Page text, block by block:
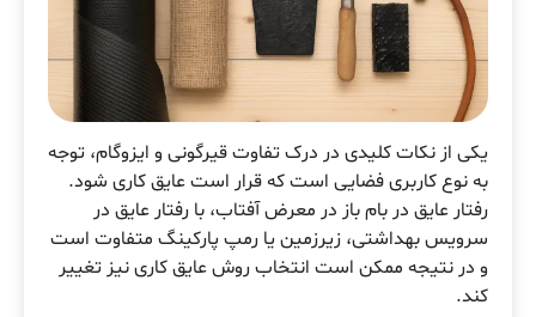
یکی از نکات کلیدی در درک تفاوت قیرگونی و ایزوگام، توجه
به نوع کاربری فضایی است که قرار است عایق کاری شود.
رفتار عایق در بام باز در معرض آفتاب، با رفتار عایق در
سرویس بهداشتی، زیرزمین یا رمپ پارکینگ متفاوت است
و در نتیجه ممکن است انتخاب روش عایق کاری نیز تغییر
کند.